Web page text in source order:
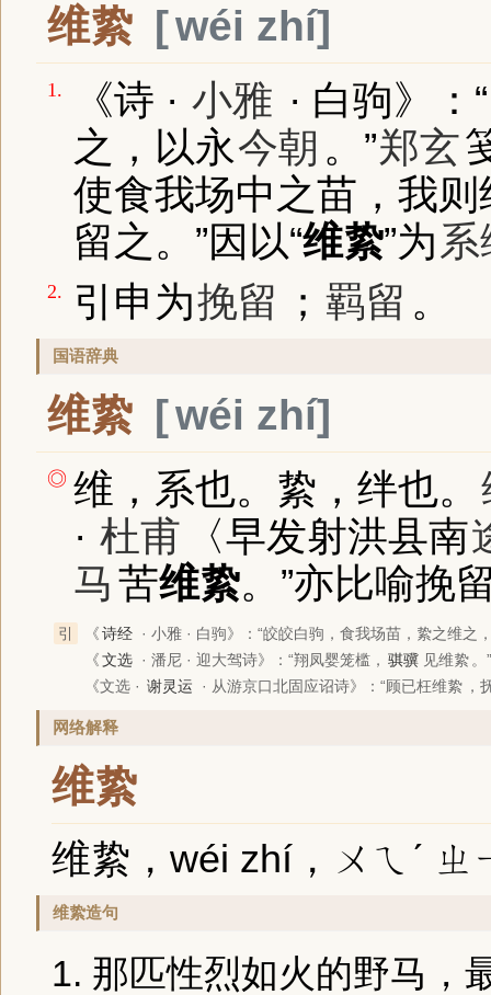
维絷 wéi zhí
1. 《诗 · 小雅 · 白驹》 ：“
之，以永今朝 。”郑玄
使食我场中之苗，我
留之。”因以“维絷”为
2. 引申为挽留 ； 羁留 。
国语辞典
维絷 wéi zhí
◎ 维，系也。絷，绊也。
· 杜甫 〈早发射洪县南
马苦维絷。”亦比喻挽
引 《诗经 · 小雅 · 白驹》
：“皎皎白驹，食我场苗，絷之维之
《文选 · 潘尼 · 迎大驾诗》 ：“翔凤婴笼槛， 骐骥 见维絷 。”
《文选 · 谢灵运 · 从游京口北固应诏诗》 ：“顾已枉维絷 ，
网络解释
维絷
维絷，wéi zhí，ㄨㄟˊ ㄓ
维絷造句
1. 那匹性烈如火的野马，